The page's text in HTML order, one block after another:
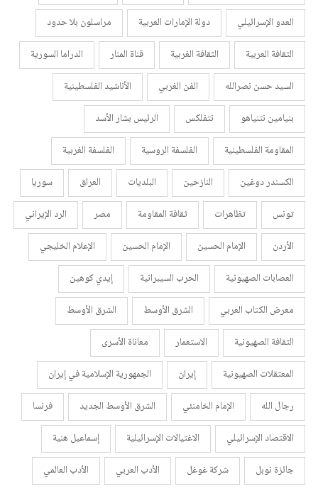
العدو الإسرائيلي
دولة الإمارات العربية
مراسلون بلا حدود
الثقافة العربية
الثقافة الغربية قناة المنار
الدراما السورية
السيد حسن نصرالله
الفن الغربي
الأناشيد الفلسطينية
بنيامين نتنياهو
نتفلكس
الرئيس بشار الأسد
المقاومة الفلسطينية
الفلسفة الروسية
الفلسفة الغربية
الكسندر دوغين
النازحين البلديات العراق
سوريا
تونس
تظاهرات ثقافة المقاومة مصر
الرد الإيراني
الأردن
الإمام الحسين الإمام الحسين
الإعلام الخليجي
العصابات الصهيونية
الحرب السيبرانية
إيدي كوهين
معرض الكتاب العربي
الشرق الأوسط
الشرق الأوسط
الثقافة الصهيونية
الاستعمار
معاناة الأسرى
المعتقلات الصهيونية
إيران
الجمهورية الإسلامية في إيران
رجال الله
الإمام الخامنئي الشرق الأوسط الجديد
فرنسا
الاقتصاد الإسرائيلي
الاغتيالات الإسرائيلية
إسماعيل هنية
جائزة نوبل
شركة غوغل الأدب العربي
الأدب العالمي